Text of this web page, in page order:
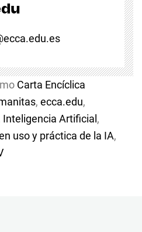
Carta Encíclica
, ecca.edu,
Inteligencia Artificial,
uso y práctica de la IA,